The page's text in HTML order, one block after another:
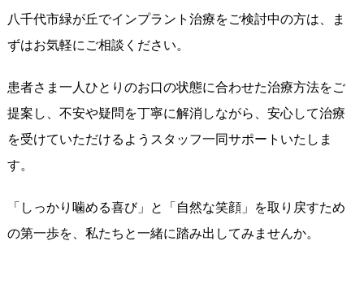
八千代市緑が丘でインプラント治療をご検討中の方は、ま
ずはお気軽にご相談ください。
患者さま一人ひとりのお口の状態に合わせた治療方法をご
提案し、不安や疑問を丁寧に解消しながら、安心して治療
を受けていただけるようスタッフ一同サポートいたしま
す。
「しっかり噛める喜び」と「自然な笑顔」を取り戻すため
の第一歩を、私たちと一緒に踏み出してみませんか。